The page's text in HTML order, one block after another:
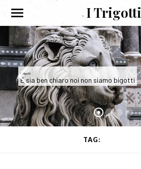
I Trigotti
I Trigotti
E sia ben chiaro noi non siamo bigotti
TAG: